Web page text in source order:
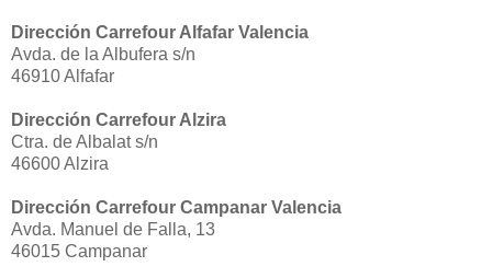
Dirección Carrefour Alfafar Valencia
Avda. de la Albufera s/n
46910 Alfafar
Dirección Carrefour Alzira
Ctra. de Albalat s/n
46600 Alzira
Dirección Carrefour Campanar Valencia
Avda. Manuel de Falla, 13
46015 Campanar